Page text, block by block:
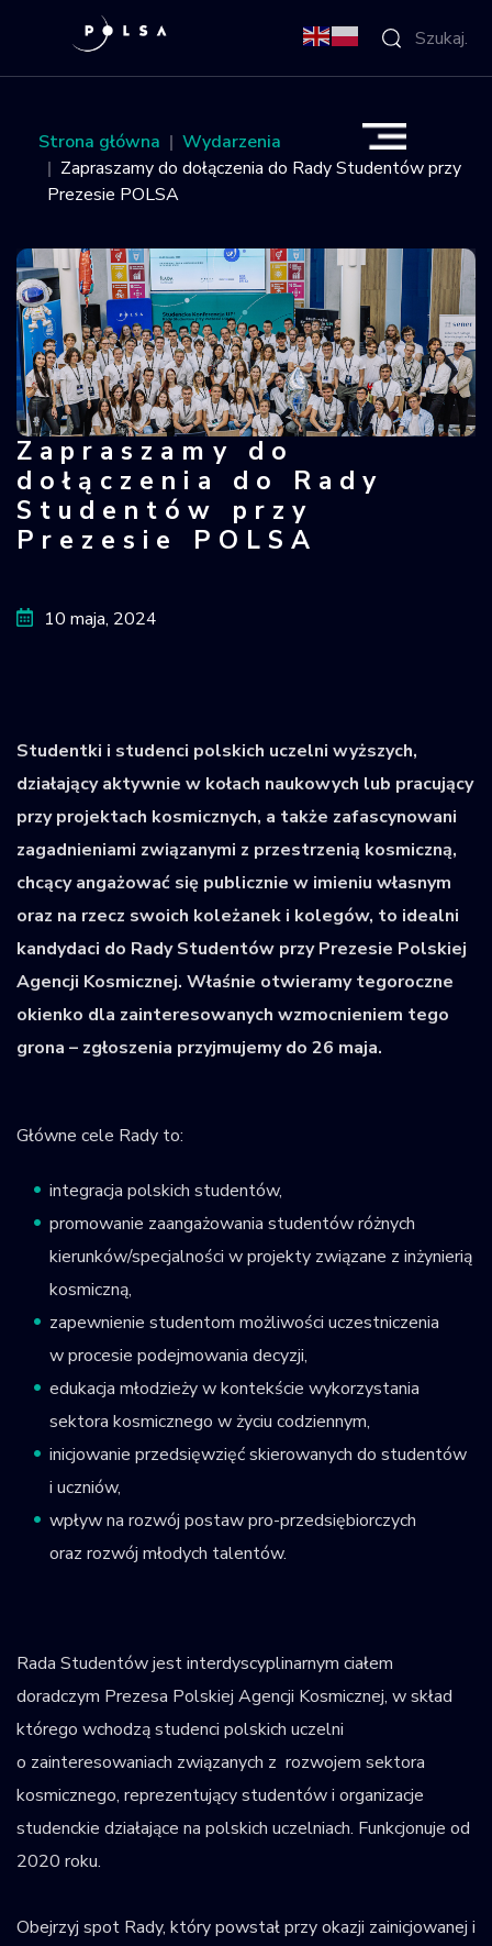
O Agencji
Aktywności
Misja IGNIS
NSIS
Sektor
Polska w
kosmosie
Krajowy Rejestr
Obiektów
Strona główna
Wydarzenia
Zapraszamy do dołączenia do Rady Studentów przy
Prezesie POLSA
Zapraszamy do dołączenia do
Zapraszamy do
dołączenia do Rady
Studentów przy
Prezesie POLSA
10 maja, 2024
Studentki i studenci polskich uczelni wyższych,
działający aktywnie w kołach naukowych lub pracujący
przy projektach kosmicznych, a także zafascynowani
zagadnieniami związanymi z przestrzenią kosmiczną,
chcący angażować się publicznie w imieniu własnym
oraz na rzecz swoich koleżanek i kolegów, to idealni
kandydaci do Rady Studentów przy Prezesie Polskiej
Agencji Kosmicznej. Właśnie otwieramy tegoroczne
okienko dla zainteresowanych wzmocnieniem tego
grona – zgłoszenia przyjmujemy do 26 maja.
Główne cele Rady to:
integracja polskich studentów,
promowanie zaangażowania studentów różnych
kierunków/specjalności w projekty związane z inżynierią
kosmiczną,
zapewnienie studentom możliwości uczestniczenia
w procesie podejmowania decyzji,
edukacja młodzieży w kontekście wykorzystania
sektora kosmicznego w życiu codziennym,
inicjowanie przedsięwzięć skierowanych do studentów
i uczniów,
wpływ na rozwój postaw pro-przedsiębiorczych
oraz rozwój młodych talentów.
Rada Studentów jest interdyscyplinarnym ciałem
doradczym Prezesa Polskiej Agencji Kosmicznej, w skład
którego wchodzą studenci polskich uczelni
o zainteresowaniach związanych z rozwojem sektora
kosmicznego, reprezentujący studentów i organizacje
studenckie działające na polskich uczelniach. Funkcjonuje od
2020 roku.
Obejrzyj spot Rady, który powstał przy okazji zainicjowanej i